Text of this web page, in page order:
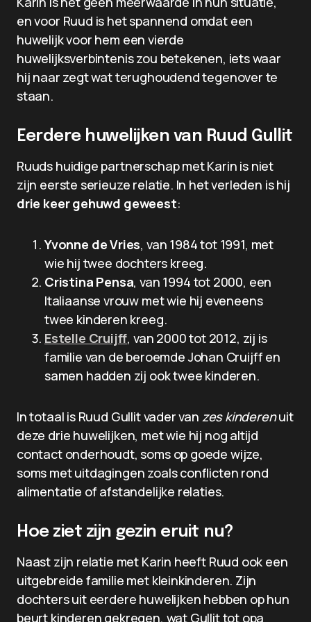
en voor Ruud is het spannend omdat een
huwelijk voor hem een vierde
huwelijksverbintenis zou betekenen, iets waar
hij naar zegt wat terughoudend tegenover te
staan.
Eerdere huwelijken van Ruud Gullit
Ruuds huidige partnerschap met Karin is niet
zijn eerste serieuze relatie. In het verleden is hij
drie keer gehuwd geweest:
Yvonne de Vries, van 1984 tot 1991, met
wie hij twee dochters kreeg.
Cristina Pensa, van 1994 tot 2000, een
Italiaanse vrouw met wie hij eveneens
twee kinderen kreeg.
Estelle Cruijff, van 2000 tot 2012, zij is
familie van de beroemde Johan Cruijff en
samen hadden zij ook twee kinderen.
In totaal is Ruud Gullit vader van zes kinderenuit
deze drie huwelijken, met wie hij nog altijd
contact onderhoudt, soms op goede wijze,
soms met uitdagingen zoals conflicten rond
alimentatie of afstandelijke relaties.
Hoe ziet zijn gezin eruit nu?
Naast zijn relatie met Karin heeft Ruud ook een
uitgebreide familie met kleinkinderen. Zijn
dochters uit eerdere huwelijken hebben op hun
beurt kinderen gekregen, wat Gullit tot opa